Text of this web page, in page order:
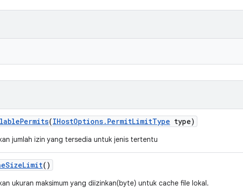
Permits(IHostOptions. PermitLimitType type)
jumlah izin yang tersedia untuk jenis tertentu
SizeLimit()
ukuran maksimum yang diizinkan(byte) untuk cache file lokal.